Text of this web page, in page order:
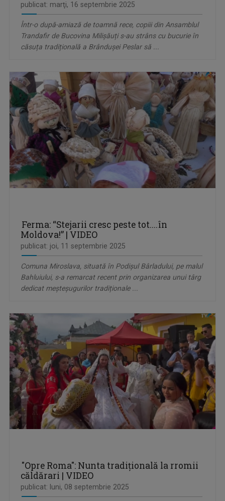
publicat: marţi, 16 septembrie 2025
Într-o după-amiază de toamnă rece, copiii din Ansamblul
Trandafir de Bucovina Milișăuți s-au strâns cu bucurie în
căsuța tradițională a Brândușei Peslar să ...
Ferma: “Stejarii cresc peste tot....în
Moldova!” | VIDEO
publicat: joi, 11 septembrie 2025
Comuna Miroslava, situată în Podișul Bârladului, pe malul
Bahluiului, s-a remarcat recent prin organizarea unui târg
dedicat meșteșugurilor tradiționale ...
"Opre Roma": Nunta tradițională la rromii
căldărari | VIDEO
publicat: luni, 08 septembrie 2025